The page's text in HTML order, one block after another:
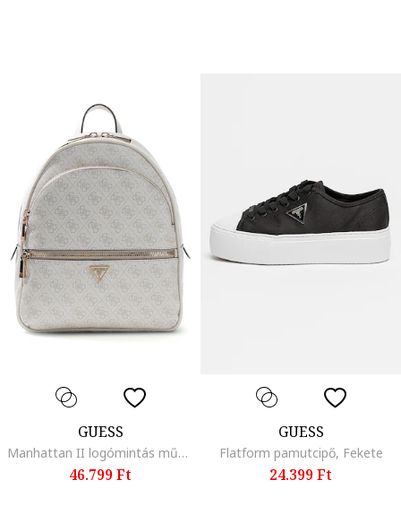
GUESS
Manhattan II logómintás műbőr hátizsák, Világosszürke
46.799 Ft
GUESS
Flatform pamutcipő, Fekete
24.399 Ft